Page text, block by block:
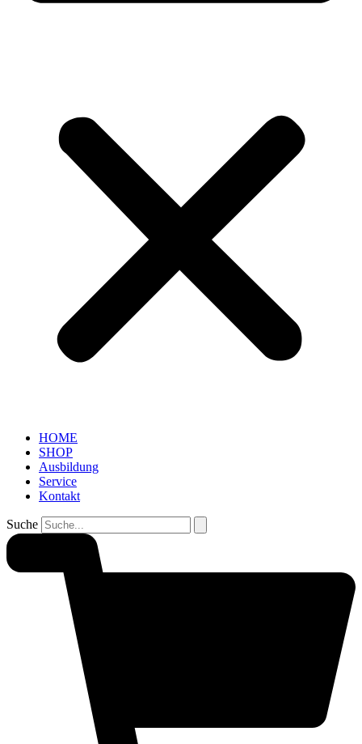
HOME
SHOP
Ausbildung
Service
Kontakt
Suche